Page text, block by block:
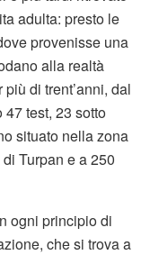
adulta: presto le
provenisse una
alla realtà
di trent’anni, dal
test, 23 sotto
situato nella zona
Turpan e a 250
ogni principio di
che si trova a